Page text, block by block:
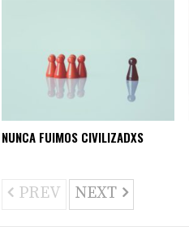
NUNCA FUIMOS CIVILIZADXS
PREV NEXT